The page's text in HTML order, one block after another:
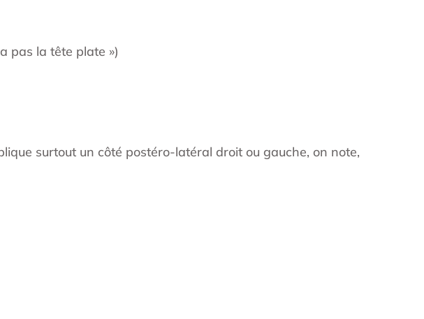
pas la tête plate »)
surtout un côté postéro-latéral droit ou gauche, on note,